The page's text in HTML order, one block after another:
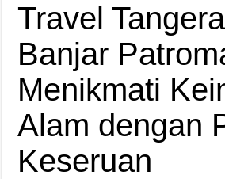
Travel
Banjar
Menikmati
Alam dengan
Keseruan